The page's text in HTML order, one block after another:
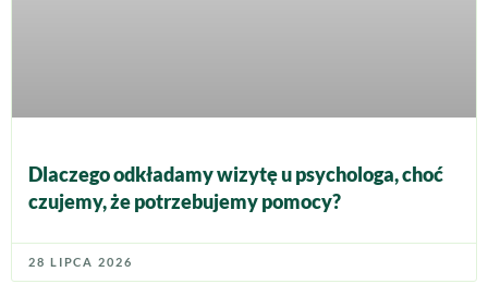
Dlaczego odkładamy wizytę u psychologa, choć
czujemy, że potrzebujemy pomocy?
28 LIPCA 2026